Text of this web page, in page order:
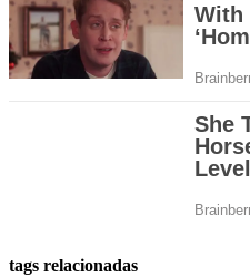
tags relacionadas